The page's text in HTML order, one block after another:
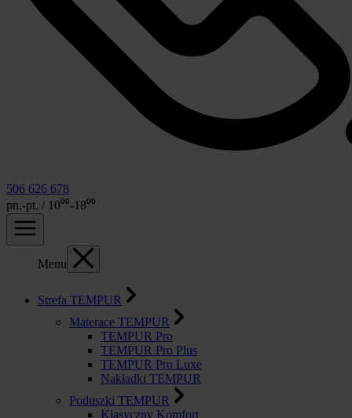
506 626 678
pn.-pt. / 10⁰⁰-18⁰⁰
Menu
Strefa TEMPUR
Materace TEMPUR
TEMPUR Pro
TEMPUR Pro Plus
TEMPUR Pro Luxe
Nakładki TEMPUR
Poduszki TEMPUR
Klasyczny Komfort